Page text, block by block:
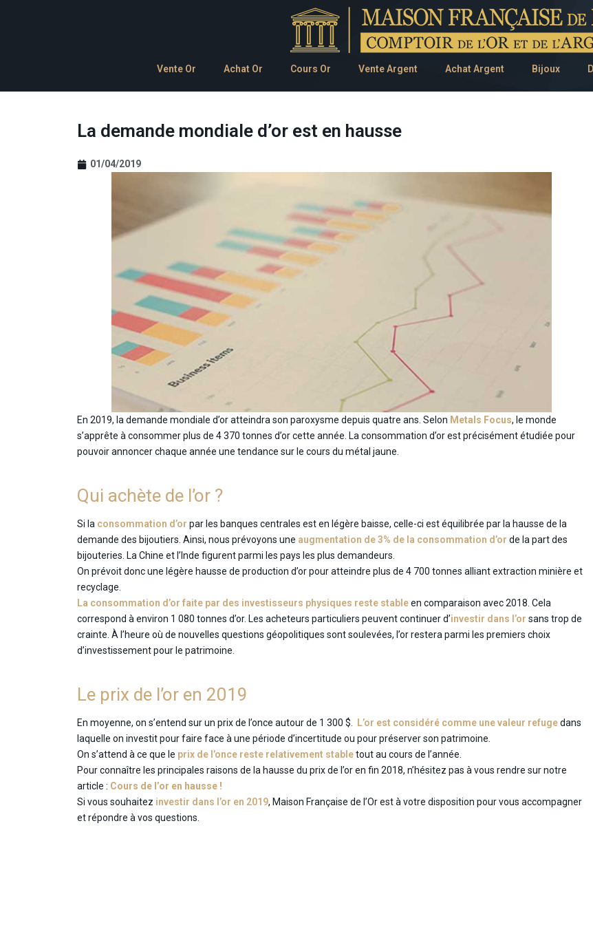
Vente Or Achat Or Cours Or Vente Argent Achat Argent Bijoux
La demande mondiale d’or est en hausse
01/04/2019
En 2019, la demande mondiale d’or atteindra son paroxysme depuis quatre ans. Selon Metals Focus, le monde
s’apprête à consommer plus de 4 370 tonnes d’or cette année. La consommation d’or est précisément étudiée pour
pouvoir annoncer chaque année une tendance sur le cours du métal jaune.
Qui achète de l’or ?
Si la consommation d’or par les banques centrales est en légère baisse, celle-ci est équilibrée par la hausse de la
demande des bijoutiers. Ainsi, nous prévoyons une augmentation de 3% de la consommation d’or de la part des
bijouteries. La Chine et l’Inde figurent parmi les pays les plus demandeurs.
On prévoit donc une légère hausse de production d’or pour atteindre plus de 4 700 tonnes alliant extraction minière et
recyclage.
La consommation d’or faite par des investisseurs physiques reste stableen comparaison avec 2018. Cela
correspond à environ 1 080 tonnes d’or. Les acheteurs particuliers peuvent continuer d’investir dans l’or sans trop de
crainte. À l’heure où de nouvelles questions géopolitiques sont soulevées, l’or restera parmi les premiers choix
d’investissement pour le patrimoine.
Le prix de l’or en 2019
En moyenne, on s’entend sur un prix de l’once autour de 1 300 $. L’or est considéré comme une valeur refugedans
laquelle on investit pour faire face à une période d’incertitude ou pour préserver son patrimoine.
On s’attend à ce que le prix de l’once reste relativement stabletout au cours de l’année.
Pour connaître les principales raisons de la hausse du prix de l’or en fin 2018, n’hésitez pas à vous rendre sur notre
article : Cours de l’or en hausse !
Si vous souhaitez investir dans l’or en 2019, Maison Française de l’Or est à votre disposition pour vous accompagner
et répondre à vos questions.